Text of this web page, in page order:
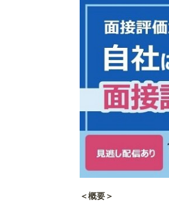
＜概要＞